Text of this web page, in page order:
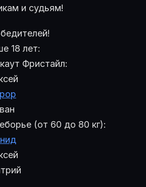
и судьям!
18 лет:
Фристайл:
(от 60 до 80 кг):